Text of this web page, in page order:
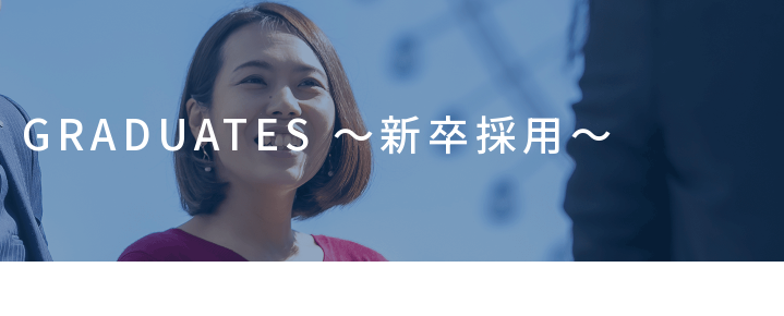
出スケジュール検索
出Excelスケジュールダ
ンロード
入混載貨物トレース
入HDS Excelスケジュ
お役立ちメニュー
（輸出）
サーチャージ一覧
貨物トレース
本船動静と換算レート
危険品取り扱い実績検索
～新卒採用～